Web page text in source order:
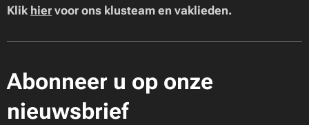
Klik hier voor ons klusteam en vaklieden.
Abonneer u op onze
nieuwsbrief